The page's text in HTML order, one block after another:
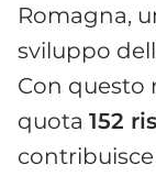
Romagna,
sviluppo
Con questo
quota 152